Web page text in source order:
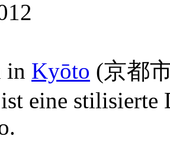
in Kyōto (京都
eine stilisierte